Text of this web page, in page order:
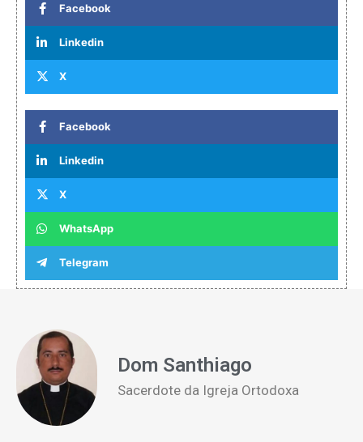
Facebook
Linkedin
X
Facebook
Linkedin
X
WhatsApp
Telegram
Dom Santhiago
Sacerdote da Igreja Ortodoxa